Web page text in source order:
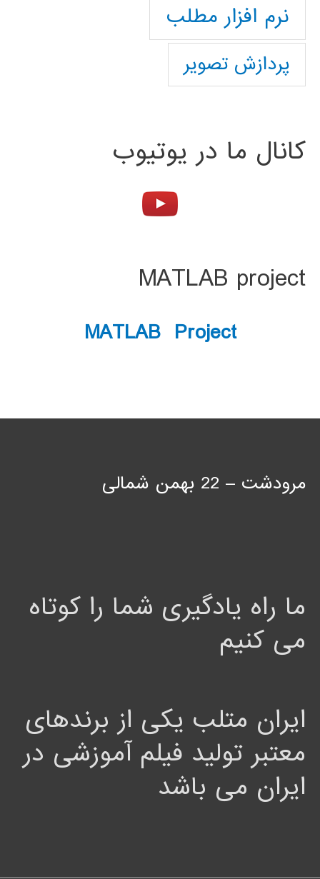
نرم افزار مطلب
پردازش تصویر
کانال ما در یوتیوب
MATLAB project
MATLAB Project
مرودشت – 22 بهمن شمالی
ما راه یادگیری شما را کوتاه
می کنیم
ایران متلب یکی از برندهای
معتبر تولید فیلم آموزشی در
ایران می باشد